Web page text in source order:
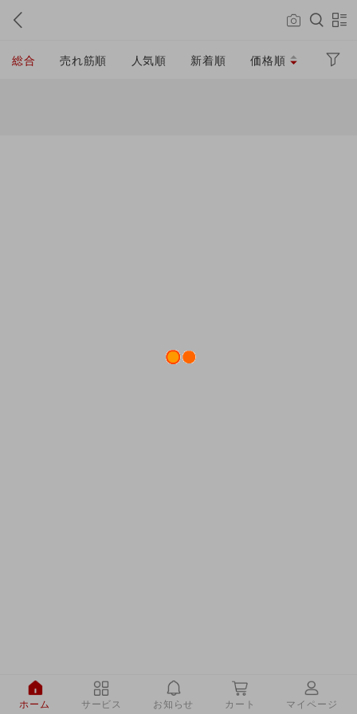
総合 売れ筋順 人気順 新着順 価格順
ホーム サービス お知らせ カート マイページ